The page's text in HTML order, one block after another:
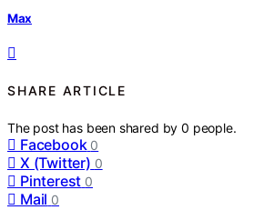
Max
SHARE ARTICLE
The post has been shared by0 people.
Facebook 0
X (Twitter) 0
Pinterest 0
Mail 0